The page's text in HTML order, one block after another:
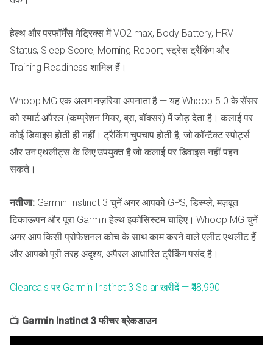
हेल्थ और परफॉर्मेंस मेट्रिक्स में VO2 max, Body Battery, HRV
Status, Sleep Score, Morning Report, स्ट्रेस ट्रैकिंग और
Training Readiness शामिल हैं।
Whoop MG एक अलग नज़रिया अपनाता है — यह Whoop 5.0 के सेंसर
को स्मार्ट अपैरल (कम्प्रेशन गियर, ब्रा, बॉक्सर) में जोड़ देता है। कलाई पर
कोई डिवाइस होती ही नहीं। ट्रैकिंग चुपचाप होती है, जो कॉन्टैक्ट स्पोर्ट्स
और उन एथलीट्स के लिए उपयुक्त है जो कलाई पर डिवाइस नहीं पहन
सकते।
नतीजा:Garmin Instinct 3 चुनें अगर आपको GPS, डिस्प्ले, मज़बूत
टिकाऊपन और पूरा Garmin हेल्थ इकोसिस्टम चाहिए। Whoop MG चुनें
अगर आप किसी प्रोफेशनल कोच के साथ काम करने वाले एलीट एथलीट हैं
और आपको पूरी तरह अदृश्य, अपैरल-आधारित ट्रैकिंग पसंद है।
Clearcals पर Garmin Instinct 3 Solar खरीदें — ₹48,990
📺 Garmin Instinct 3 फीचर ब्रेकडाउन